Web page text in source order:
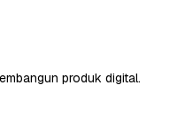
produk digital.